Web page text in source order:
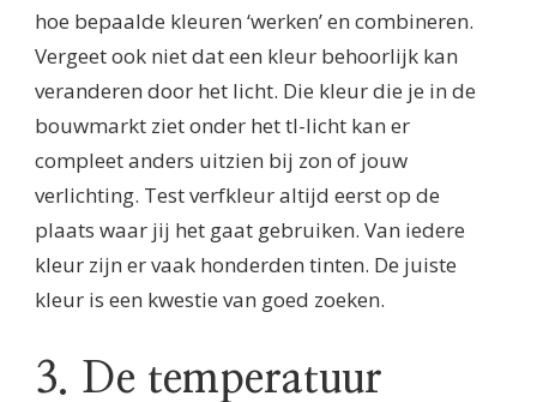
hoe bepaalde kleuren ‘werken’ en combineren.
Vergeet ook niet dat een kleur behoorlijk kan
veranderen door het licht. Die kleur die je in de
bouwmarkt ziet onder het tl-licht kan er
compleet anders uitzien bij zon of jouw
verlichting. Test verfkleur altijd eerst op de
plaats waar jij het gaat gebruiken. Van iedere
kleur zijn er vaak honderden tinten. De juiste
kleur is een kwestie van goed zoeken.
3. De temperatuur